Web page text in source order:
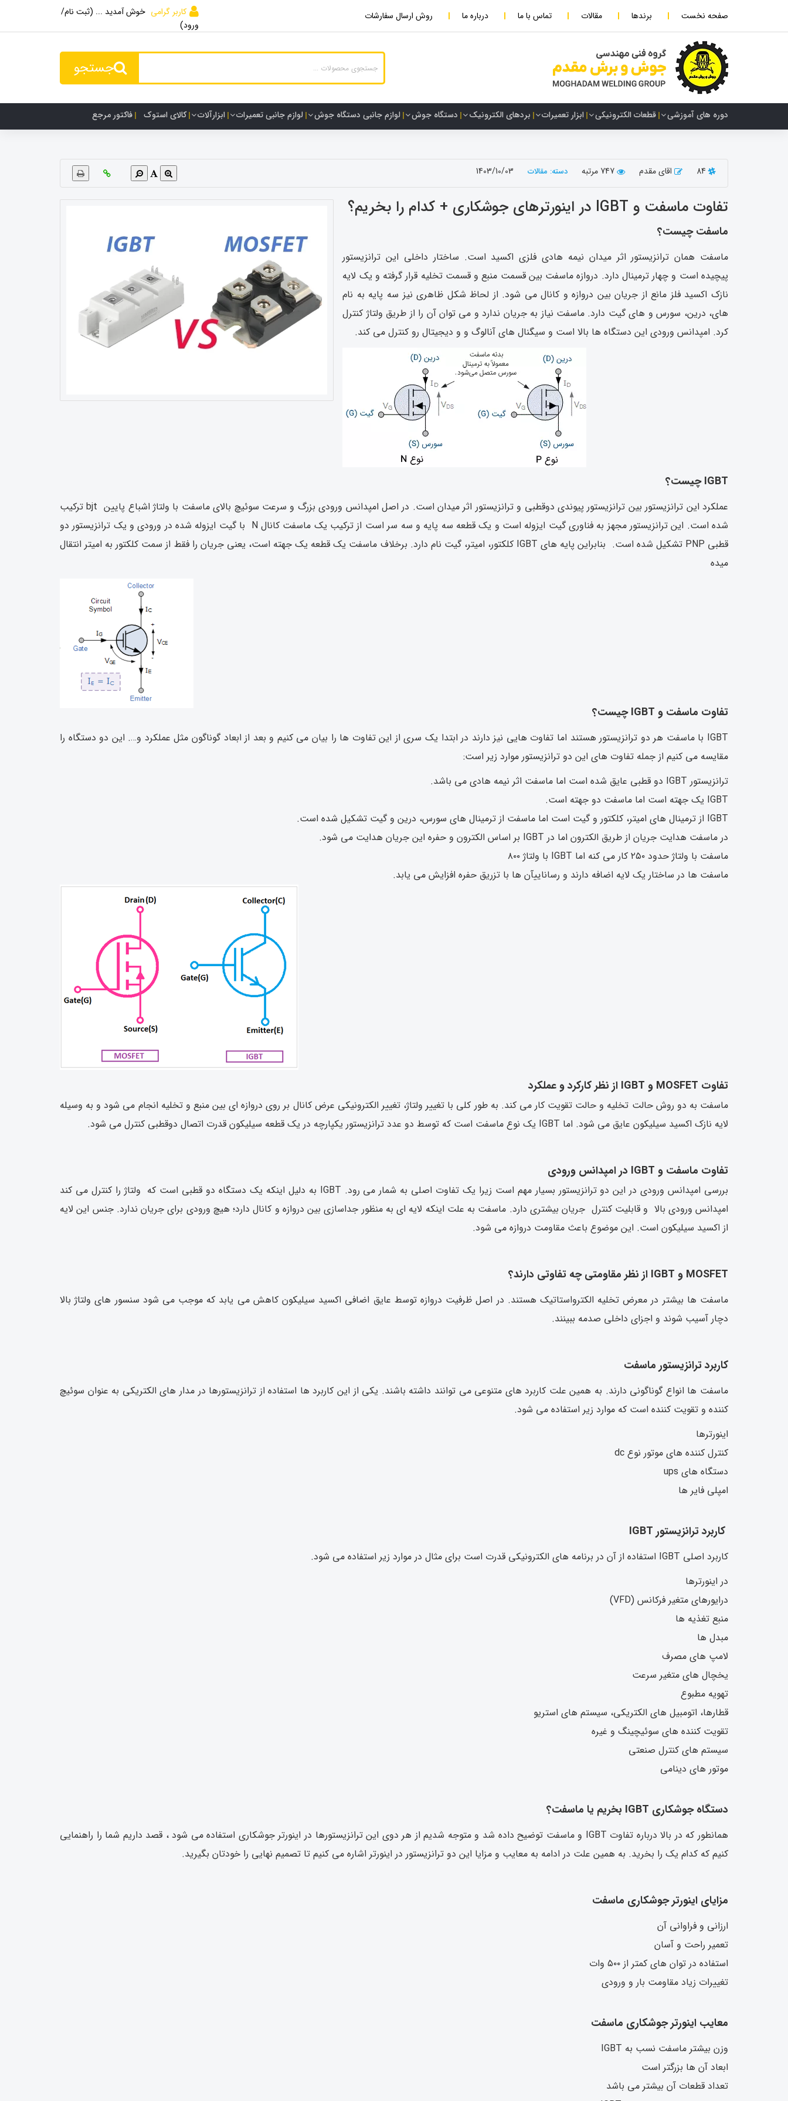
صفحه نخست برندها مقالات تماس با ما درباره ما روش ارسال سفارشات کاربر گرامی خوش آمدید ... (ثبت نام/
ورود)
جستجو
دوره های آموزشی قطعات الکترونیکی ابزار تعمیرات بردهای الکترونیک دستگاه جوش لوازم جانبی دستگاه جوش لوازم جانبی تعمیرات ابزارآلات کالای استوک فاکتور مرجع
84 اقای مقدم 747 مرتبه دسته: مقالات 1403/10/03
تفاوت ماسفت و IGBT در اینورترهای جوشکاری + کدام را بخریم؟
ماسفت چیست؟
ماسفت همان ترانزیستور اثر میدان نیمه هادی فلزی اکسید است. ساختار داخلی این ترانزیستور
پیچیده است و چهار ترمینال دارد. دروازه ماسفت بین قسمت منبع و قسمت تخلیه قرار گرفته و یک لایه
نازک اکسید فلز مانع از جریان بین دروازه و کانال می شود. از لحاظ شکل ظاهری نیز سه پایه به نام
های، درین، سورس و های گیت دارد. ماسفت نیاز به جریان ندارد و می توان آن را از طریق ولتاژ کنترل
کرد. امپدانس ورودی این دستگاه ها بالا است و سیگنال های آنالوگ و و دیجیتال رو کنترل می کند.
IGBT چیست؟
عملکرد این ترانزیستور بین ترانزیستور پیوندی دوقطبی و ترانزیستور اثر میدان است. در اصل امپدانس ورودی بزرگ و سرعت سوئیچ بالای ماسفت با ولتاژ اشباع پایین bjt ترکیب
شده است. این ترانزیستور مجهز به فناوری گیت ایزوله است و یک قطعه سه پایه و سه سر است از ترکیب یک ماسفت کانال N با گیت ایزوله شده در ورودی و یک ترانزیستور دو
قطبی PNP تشکیل شده است. بنابراین پایه های IGBT کلکتور، امیتر، گیت نام دارد. برخلاف ماسفت یک قطعه یک جهته است، یعنی جریان را فقط از سمت کلکتور به امیتر انتقال
میده
تفاوت ماسفت و IGBT چیست؟
IGBT با ماسفت هر دو ترانزیستور هستند اما تفاوت هایی نیز دارند در ابتدا یک سری از این تفاوت ها را بیان می کنیم و بعد از ابعاد گوناگون مثل عملکرد و…. این دو دستگاه را
مقایسه می کنیم از جمله تفاوت های این دو ترانزیستور موارد زیر است:
ترانزیستور IGBT دو قطبی عایق شده است اما ماسفت اثر نیمه هادی می باشد.
IGBT یک جهته است اما ماسفت دو جهته است.
IGBT از ترمینال های امیتر، کلکتور و گیت است اما ماسفت از ترمینال های سورس، درین و گیت تشکیل شده است.
در ماسفت هدایت جریان از طریق الکترون اما در IGBT بر اساس الکترون و حفره این جریان هدایت می شود.
ماسفت با ولتاژ حدود ۲۵۰ کار می کنه اما IGBT با ولتاژ ۸۰۰
ماسفت ها در ساختار یک لایه اضافه دارند و رساناییآن ها با تزریق حفره افزایش می یابد.
تفاوت MOSFET و IGBT از نظر کارکرد و عملکرد
ماسفت به دو روش حالت تخلیه و حالت تقویت کار می کند. به طور کلی با تغییر ولتاژ، تغییر الکترونیکی عرض کانال بر روی دروازه ای بین منبع و تخلیه انجام می شود و به وسیله
لایه نازک اکسید سیلیکون عایق می شود. اما IGBT یک نوع ماسفت است که توسط دو عدد ترانزیستور یکپارچه در یک قطعه سیلیکون قدرت اتصال دوقطبی کنترل می شود.
تفاوت ماسفت و IGBT در امپدانس ورودی
بررسی امپدانس ورودی در این دو ترانزیستور بسیار مهم است زیرا یک تفاوت اصلی به شمار می رود. IGBT به دلیل اینکه یک دستگاه دو قطبی است که ولتاژ را کنترل می کند
امپدانس ورودی بالا و قابلیت کنترل جریان بیشتری دارد. ماسفت به علت اینکه لایه ای به منظور جداسازی بین دروازه و کانال دارد؛ هیچ ورودی برای جریان ندارد. جنس این لایه
از اکسید سیلیکون است. این موضوع باعث مقاومت دروازه می شود.
MOSFET و IGBT از نظر مقاومتی چه تفاوتی دارند؟
ماسفت ها بیشتر در معرض تخلیه الکترواستاتیک هستند. در اصل ظرفیت دروازه توسط عایق اضافی اکسید سیلیکون کاهش می یابد که موجب می شود سنسور های ولتاژ بالا
دچار آسیب شوند و اجزای داخلی صدمه ببینند.
کاربرد ترانزیستور ماسفت
ماسفت ها انواع گوناگونی دارند. به همین علت کاربرد های متنوعی می توانند داشته باشند. یکی از این کاربرد ها استفاده از ترانزیستورها در مدار های الکتریکی به عنوان سوئیچ
کننده و تقویت کننده است که موارد زیر استفاده می شود.
اینورترها
کنترل کننده های موتور نوع dc
دستگاه های ups
امپلی فایر ها
کاربرد ترانزیستور IGBT
کاربرد اصلی IGBT استفاده از آن در برنامه های الکترونیکی قدرت است برای مثال در موارد زیر استفاده می شود.
در اینورترها
درایورهای متغیر فرکانس (VFD)
منبع تغذیه ها
مبدل ها
لامپ های مصرف
یخچال های متغیر سرعت
تهویه مطبوع
قطارها، اتومبیل های الکتریکی، سیستم های استریو
تقویت کننده های سوئیچینگ و غیره
سیستم های کنترل صنعتی
موتور های دینامی
دستگاه جوشکاری IGBT بخریم یا ماسفت؟
همانطور که در بالا درباره تفاوت IGBT و ماسفت توضیح داده شد و متوجه شدیم از هر دوی این ترانزیستورها در اینورتر جوشکاری استفاده می شود ، قصد داریم شما را راهنمایی
کنیم که کدام یک را بخرید. به همین علت در ادامه به معایب و مزایا این دو ترانزیستور در اینورتر اشاره می کنیم تا تصمیم نهایی را خودتان بگیرید.
مزایای اینورتر جوشکاری ماسفت
ارزانی و فراوانی آن
تعمیر راحت و آسان
استفاده در توان های کمتر از ۵۰۰ وات
تغییرات زیاد مقاومت بار و ورودی
معایب اینورتر جوشکاری ماسفت
وزن بیشتر ماسفت نسب به IGBT
ابعاد آن ها بزرگتر است
تعداد قطعات آن بیشتر می باشد